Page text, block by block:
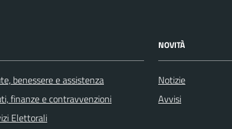
benessere e assistenza
finanze e contravvenzioni
Elettorali
NOVITÀ
Notizie
Avvisi